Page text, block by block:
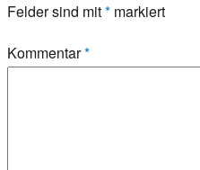
Felder sind mit* markiert
Kommentar*